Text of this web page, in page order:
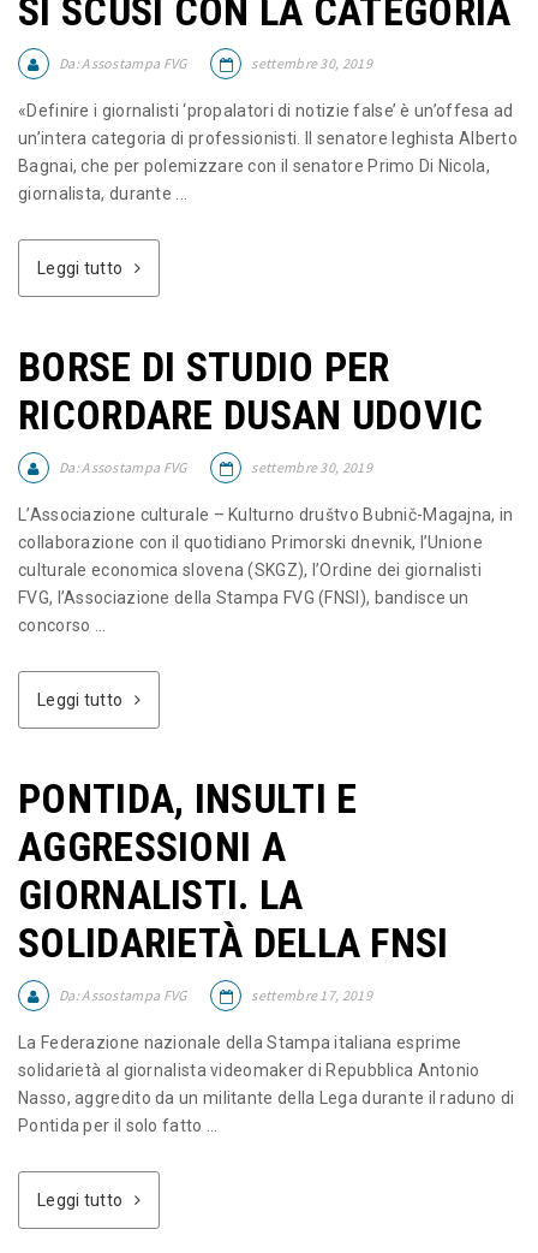
SI SCUSI CON LA CATEGORIA
Da:Assostampa FVG settembre 30, 2019
«Definire i giornalisti ‘propalatori di notizie false’ è un’offesa ad
un’intera categoria di professionisti. Il senatore leghista Alberto
Bagnai, che per polemizzare con il senatore Primo Di Nicola,
giornalista, durante ...
Leggi tutto
BORSE DI STUDIO PER
RICORDARE DUSAN UDOVIC
Da:Assostampa FVG settembre 30, 2019
L’Associazione culturale – Kulturno društvo Bubnič-Magajna, in
collaborazione con il quotidiano Primorski dnevnik, l’Unione
culturale economica slovena (SKGZ), l’Ordine dei giornalisti
FVG, l’Associazione della Stampa FVG (FNSI), bandisce un
concorso ...
Leggi tutto
PONTIDA, INSULTI E
AGGRESSIONI A
GIORNALISTI. LA
SOLIDARIETÀ DELLA FNSI
Da:Assostampa FVG settembre 17, 2019
La Federazione nazionale della Stampa italiana esprime
solidarietà al giornalista videomaker di Repubblica Antonio
Nasso, aggredito da un militante della Lega durante il raduno di
Pontida per il solo fatto ...
Leggi tutto